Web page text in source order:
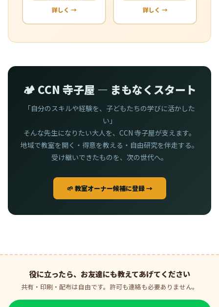
詳しく → 詳しく →
🏕️ CCN 寺子屋 — まもなくスタート
「自分のスキルや経験を、子どもたちの学びに活かした
い」
そんな先生になりたい大人を、CCN 寺子屋が支えます。
地域で教室を開く・得意を教える・自由研究を伴走する。
受け継いできたものを、次の世代へ。
🌱 教室オーナー候補に登録 →
役に立ったら、お友達にも教えてあげてください
共有・印刷・配布は自由です。許可も連絡も必要ありません。